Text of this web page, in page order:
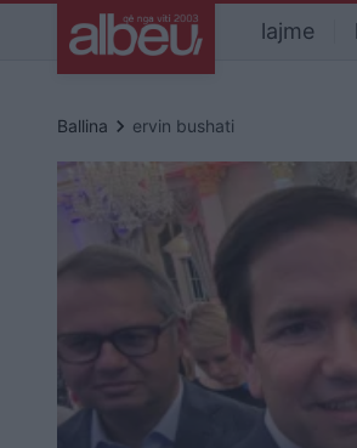
lajme
Ballina keyboard_arrow_right ervin bushati